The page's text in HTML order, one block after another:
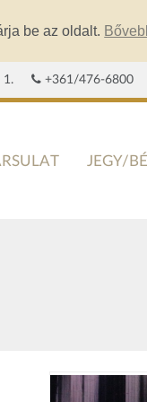
be az oldalt.
1. +361/476-6800
JEGY/